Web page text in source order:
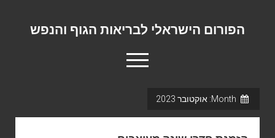
הפורום הישראלי לבריאות הגוף והנפש
o
p
u
אוקטובר 2023